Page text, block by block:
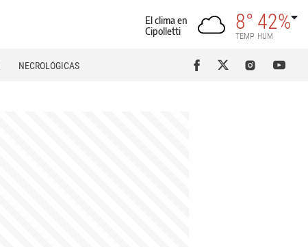
El clima en
Cipolletti
8°
TEMP
42%
HUM
NECROLÓGICAS